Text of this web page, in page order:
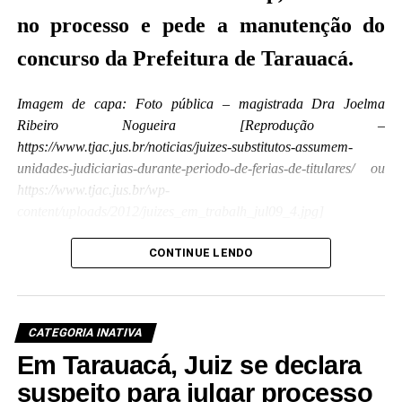
no processo e pede a manutenção do
concurso da Prefeitura de Tarauacá.
Imagem de capa: Foto pública – magistrada Dra Joelma
Ribeiro Nogueira [Reprodução –
https://www.tjac.jus.br/noticias/juizes-substitutos-assumem-
unidades-judiciarias-durante-periodo-de-ferias-de-titulares/ ou
https://www.tjac.jus.br/wp-
A
pós o magistrado titular da Comarca de
para julgar o mandado de segurança nº.
0701069-82.2020.8.01.0014
leia aqui
) com pedido
de liminar, contra a Prefeitura de Tarauacá e o
CONTINUE LENDO
CATEGORIA INATIVA
Em Tarauacá, Juiz se declara
suspeito para julgar processo